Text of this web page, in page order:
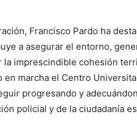
Francisco Pardo ha
a asegurar el entorno,
la imprescindible cohesión
en marcha el Centro
progresando y
policial y de la ciudadanía